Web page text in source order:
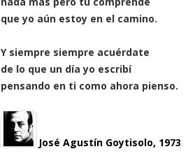
que yo aún estoy en el camino.
Y siempre siempre acuérdate
de lo que un día yo escribí
pensando en ti como ahora pienso.
José Agustín Goytisolo, 1973